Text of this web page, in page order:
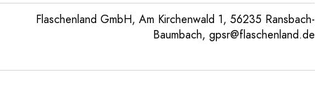
Flaschenland GmbH, Am Kirchenwald 1, 56235 Ransbach-
Baumbach, gpsr@flaschenland.de